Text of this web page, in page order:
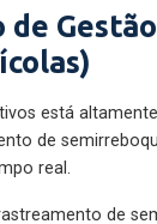
de
está
de
real.
de